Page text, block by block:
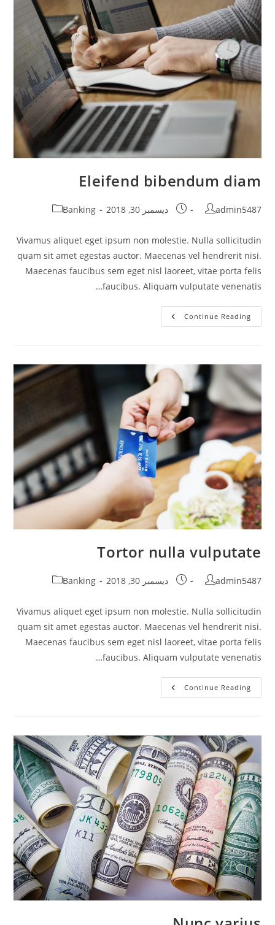
Eleifend bibendum diam
Post
admin5487
Post
ديسمبر 30, 2018
Post
Banking
Vivamus aliquet eget ipsum non molestie. Nulla sollicitudin
quam sit amet egestas auctor. Maecenas vel hendrerit nisi.
Maecenas faucibus sem eget nisl laoreet, vitae porta felis
faucibus. Aliquam vulputate venenatis…
Continue Reading
Eleifend
Bibendum
Tortor nulla vulputate
Post
admin5487
Post
ديسمبر 30, 2018
Post
Banking
Vivamus aliquet eget ipsum non molestie. Nulla sollicitudin
quam sit amet egestas auctor. Maecenas vel hendrerit nisi.
Maecenas faucibus sem eget nisl laoreet, vitae porta felis
faucibus. Aliquam vulputate venenatis…
Continue Reading
Tortor
Nulla